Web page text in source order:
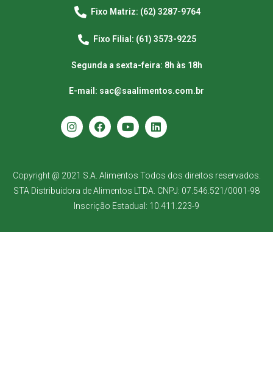
Fixo Matriz: (62) 3287-9764
Fixo Filial: (61) 3573-9225
Segunda a sexta-feira: 8h às 18h
E-mail: sac@saalimentos.com.br
Copyright @ 2021 S.A. Alimentos Todos dos direitos reservados.
STA Distribuidora de Alimentos LTDA. CNPJ: 07.546.521/0001-98
Inscrição Estadual: 10.411.223-9